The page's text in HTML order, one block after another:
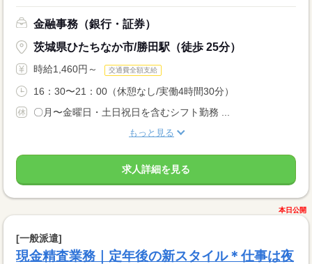
金融事務（銀行・証券）
茨城県ひたちなか市/勝田駅（徒歩 25分）
時給1,460円～ 交通費全額支給
16：30〜21：00（休憩なし/実働4時間30分）
〇月〜金曜日・土日祝日を含むシフト勤務 ...
もっと見る
求人詳細を見る
本日公開
[一般派遣]
現金精査業務｜定年後の新スタイル＊仕事は夜